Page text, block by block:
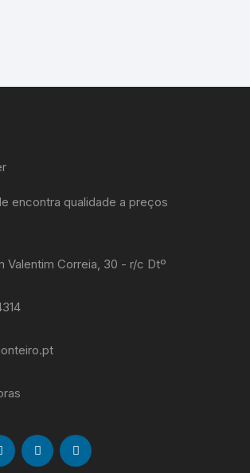
encontra qualidade a preços
Valentim Correia, 30 - r/c Dtº